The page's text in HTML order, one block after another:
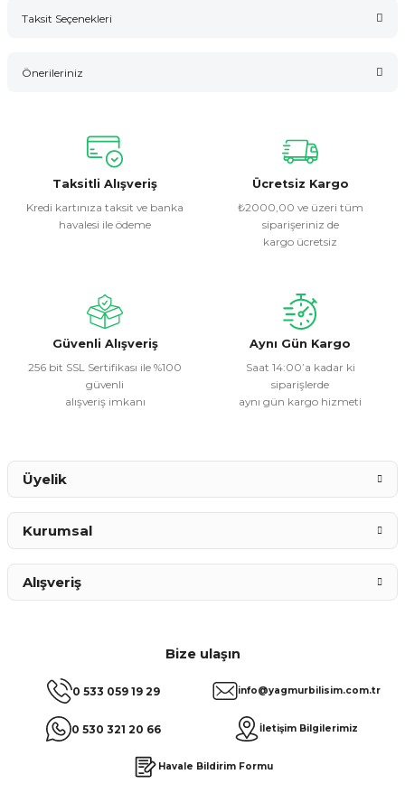
Taksit Seçenekleri
Önerileriniz
konularda yetersiz gördüğünüz noktaları öneri formunu
kullanarak tarafımıza iletebilirsiniz.
Görüş ve önerileriniz için teşekkür ederiz.
Ürün resmi kalitesiz, bozuk veya görüntülenemiyor.
Ürün fiyatı diğer sitelerden daha pahalı.
Bu ürüne benzer farklı alternatifler olmalı.
Taksitli Alışveriş
Kredi kartınıza taksit ve banka
havalesi ile ödeme
Ücretsiz Kargo
₺2000,00 ve üzeri tüm
siparişeriniz de
kargo ücretsiz
Güvenli Alışveriş
256 bit SSL Sertifikası ile %100
güvenli
alışveriş imkanı
Aynı Gün Kargo
Saat 14:00’a kadar ki
siparişlerde
aynı gün kargo hizmeti
Bize ulaşın
0 533 059 19 29
0 530 321 20 66
info@yagmurbilisim.com.tr
İletişim Bilgilerimiz
Havale Bildirim Formu
Üyelik
Kurumsal
Alışveriş